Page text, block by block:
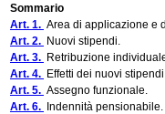
Sommario
Art. 1. Area di applicazione e
Art. 2. Nuovi stipendi.
Art. 3. Retribuzione
Art. 4. Effetti dei nuovi
Art. 5. Assegno funzionale.
Art. 6.
Indennità pensionabile.